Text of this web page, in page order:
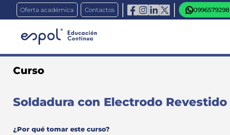
Oferta académica Contactos 0996579298
Curso
Soldadura con Electrodo Revestido
¿Por qué tomar este curso?